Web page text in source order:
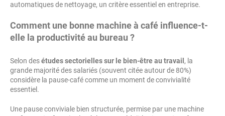
automatiques de nettoyage, un critère essentiel en entreprise.
Comment une bonne machine à café influence-t-
elle la productivité au bureau ?
Selon desétudes sectorielles sur le bien-être au travail , la
grande majorité des salariés (souvent citée autour de 80%)
considère la pause-café comme un moment de convivialité
essentiel.
Une pause conviviale bien structurée, permise par une machine